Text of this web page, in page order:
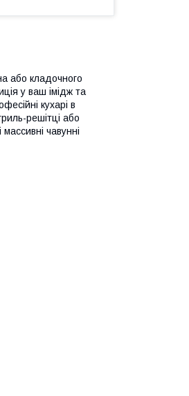
або кладочного
у ваш імідж та
кухарі в
решітці або
чавунні